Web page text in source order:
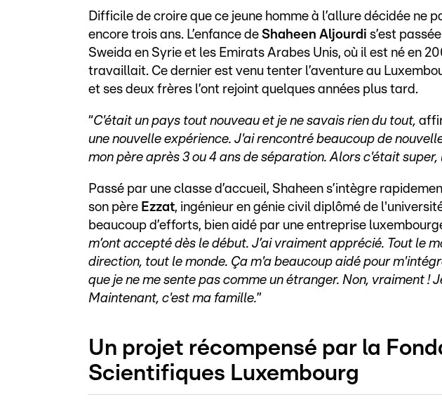
Difficile de croire que ce jeune homme à l’allure décidée ne
encore trois ans. L’enfance de Shaheen Aljourdi s’est
Sweida en Syrie et les Emirats Arabes Unis, où il est né en
travaillait. Ce dernier est venu tenter l’aventure au
et ses deux frères l’ont rejoint quelques années plus tard.
“C'était un pays tout nouveau et je ne savais rien du tout,
une nouvelle expérience. J'ai rencontré beaucoup de
mon père après 3 ou 4 ans de séparation. Alors c'était super,
Passé par une classe d’accueil, Shaheen s’intègre
son père Ezzat, ingénieur en génie civil diplômé de
beaucoup d’efforts, bien aidé par une entreprise
m’ont accepté dès le début. J’ai vraiment apprécié. Tout le
direction, tout le monde. Ça m'a beaucoup aidé pour
que je ne me sente pas comme un étranger. Non, vraiment !
Maintenant, c'est ma famille.”
Un projet récompensé par la
Scientifiques Luxembourg